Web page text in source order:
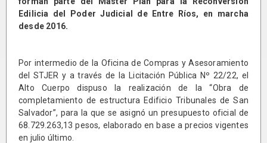
Edilicia del Poder Judicial de Entre Ríos, en marcha
desde 2016.
Por intermedio de la Oficina de Compras y Asesoramiento
del STJER y a través de la Licitación Pública Nº 22/22, el
Alto Cuerpo dispuso la realización de la “Obra de
completamiento de estructura Edificio Tribunales de San
Salvador”, para la que se asignó un presupuesto oficial de
68.729.263,13 pesos, elaborado en base a precios vigentes
en julio último.